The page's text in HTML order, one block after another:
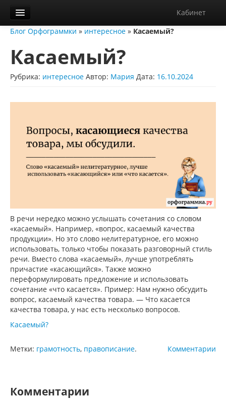
Кабинет
Орфограммка
Библиотека
Блог
Справка
Блог Орфограммки » интересное » Касаемый?
Касаемый?
Рубрика: интересное Автор: Мария Дата: 16.10.2024
В речи нередко можно услышать сочетания со словом
«касаемый». Например, «вопрос, касаемый качества
продукции». Но это слово нелитературное, его можно
использовать, только чтобы показать разговорный стиль
речи. Вместо слова «касаемый», лучше употреблять
причастие «касающийся». Также можно
переформулировать предложение и использовать
сочетание «что касается». Пример: Нам нужно обсудить
вопрос, касаемый качества товара. — Что касается
качества товара, у нас есть несколько вопросов.
Касаемый?
Комментарии
Метки: грамотность, правописание.
Комментарии